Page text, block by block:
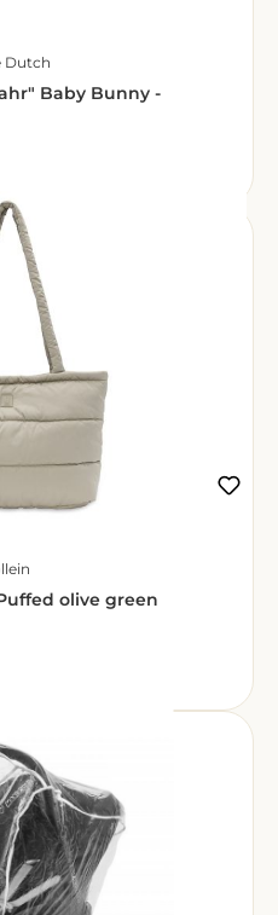
Dutch
Baby Bunny -
olive green